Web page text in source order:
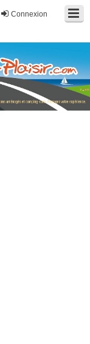
Connexion
fourgons, fourgons
expérience.